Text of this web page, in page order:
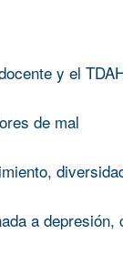
y el
de mal
a